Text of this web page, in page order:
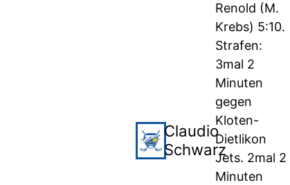
Claudio
Schwarz
Renold (M.
Krebs) 5:10.
Strafen:
3mal 2
Minuten
gegen
Kloten-
Dietlikon
Jets. 2mal 2
Minuten